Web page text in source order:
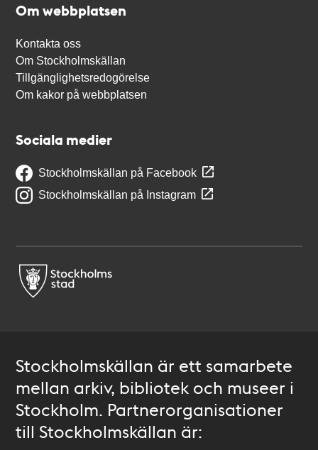
Om webbplatsen
Kontakta oss
Om Stockholmskällan
Tillgänglighetsredogörelse
Om kakor på webbplatsen
Sociala medier
Stockholmskällan på Facebook
Stockholmskällan på Instagram
Stockholmskällan är ett samarbete
mellan arkiv, bibliotek och museer i
Stockholm. Partnerorganisationer
till Stockholmskällan är: